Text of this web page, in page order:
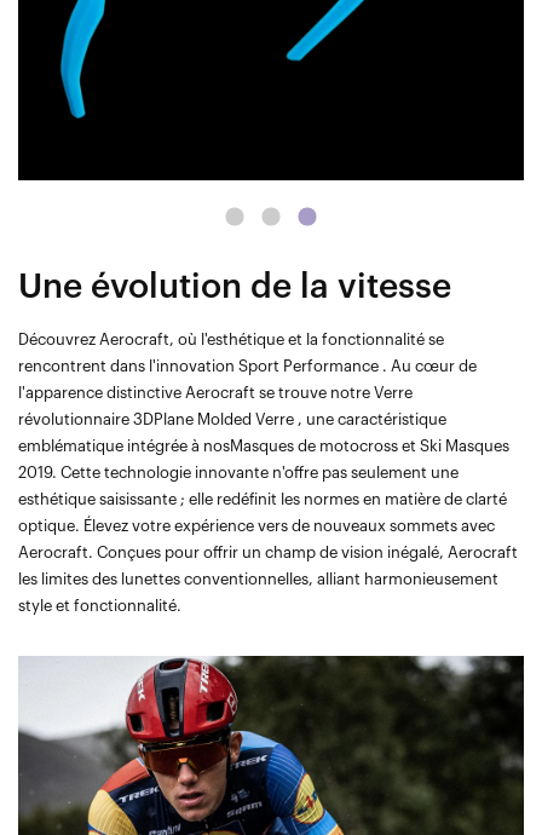
Une évolution de la vitesse
Découvrez Aerocraft, où l'esthétique et la fonctionnalité se
rencontrent dans l'innovation Sport Performance . Au cœur de
l'apparence distinctive Aerocraft se trouve notre Verre
révolutionnaire 3DPlane Molded Verre , une caractéristique
emblématique intégrée à nosMasques de motocross et Ski Masques
2019. Cette technologie innovante n'offre pas seulement une
esthétique saisissante ; elle redéfinit les normes en matière de clarté
optique. Élevez votre expérience vers de nouveaux sommets avec
Aerocraft. Conçues pour offrir un champ de vision inégalé, Aerocraft
les limites des lunettes conventionnelles, alliant harmonieusement
style et fonctionnalité.